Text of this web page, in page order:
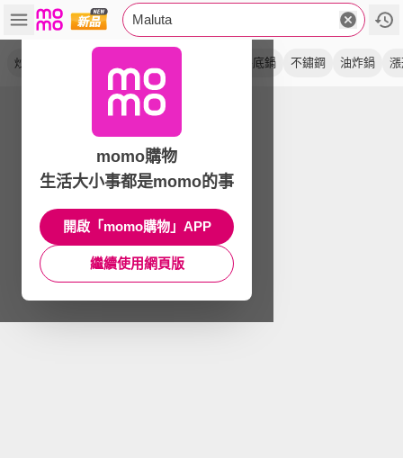
Maluta
炒鍋 平底鍋 不鏽鋼 油炸鍋
momo購物
生活大小事都是momo的事
開啟「momo購物」APP
繼續使用網頁版